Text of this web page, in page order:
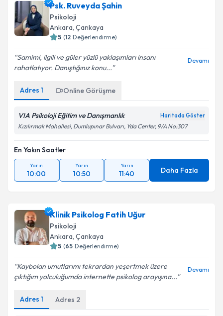
hazırlandığında e-posta ile bilgilendireceğiz.
E-posta Adresiniz
Kişisel verilerimin işlenmesine ilişkin
kapsamda işlenmesini kabul ediyorum.
Takvim Talebini Gönder
Psk. Ruveyda Şahin
Psikoloji
Ankara, Çankaya
5 (12 Değerlendirme)
Samimi, ilgili ve güler yüzlü yaklaşımları insanı
rahatlatıyor. Danıştığınız konu...
Devamı
Adres 1 Online Görüşme
VIA Psikoloji Eğitim ve Danışmanlık Haritada Göster
Kızılırmak Mahallesi, Dumlupınar Bulvarı, Yda Center, 9/A No:307
En Yakın Saatler
Yarın
10:00
Yarın
10:50
Yarın
11:40 Daha Fazla
Klinik Psikolog Fatih Uğur
Psikoloji
Ankara, Çankaya
5 (65 Değerlendirme)
Kaybolan umutlarımı tekrardan yeşertmek üzere
çıktığım yolculuğumda internette psikolog arayışına...
Devamı
Adres 1 Adres 2